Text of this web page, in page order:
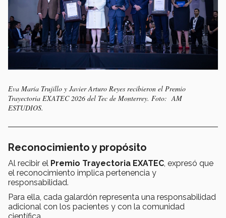
Eva María Trujillo y Javier Arturo Reyes recibieron el Premio
Trayectoria EXATEC 2026 del Tec de Monterrey. Foto: AM
ESTUDIOS.
Reconocimiento y propósito
Al recibir el Premio Trayectoria EXATEC, expresó que
el reconocimiento implica pertenencia y
responsabilidad.
Para ella, cada galardón representa una responsabilidad
adicional con los pacientes y con la comunidad